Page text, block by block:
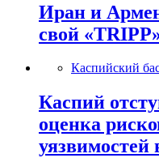
Иран и
свой
Каспийский
Каспий
оценка
уязвимостей